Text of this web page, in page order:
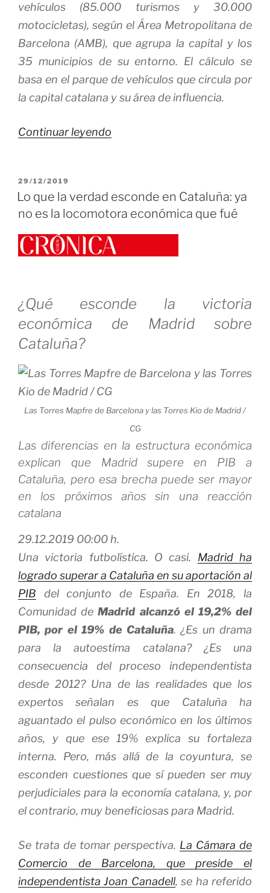
vehículos (85.000 turismos y 30.000
motocicletas), según el Área Metropolitana de
Barcelona (AMB), que agrupa la capital y los
35 municipios de su entorno. El cálculo se
basa en el parque de vehículos que circula por
la capital catalana y su área de influencia.
Continuar leyendo
riesgos
de
la
contaminación,
¿La
ITV
para
solo
un
impuesto
más?»
PUBLICADO
EL
29/12/2019
Lo que la verdad esconde en Cataluña: ya
no es la locomotora económica que fué
¿Qué esconde la victoria
económica de Madrid sobre
Cataluña?
Las Torres Mapfre de Barcelona y las Torres Kio de Madrid /
CG
Las diferencias en la estructura económica
explican que Madrid supere en PIB a
Cataluña, pero esa brecha puede ser mayor
en los próximos años sin una reacción
catalana
29.12.2019 00:00 h.
Una victoria futbolística. O casi. Madrid ha
logrado superar a Cataluña en su aportación al
PIB del conjunto de España. En 2018, la
Comunidad deMadrid alcanzó el 19,2% del
PIB, por el 19% de Cataluña. ¿Es un drama
para la autoestima catalana? ¿Es una
consecuencia del proceso independentista
desde 2012? Una de las realidades que los
expertos señalan es que Cataluña ha
aguantado el pulso económico en los últimos
años, y que ese 19% explica su fortaleza
interna. Pero, más allá de la coyuntura, se
esconden cuestiones que sí pueden ser muy
perjudiciales para la economía catalana, y, por
el contrario, muy beneficiosas para Madrid.
Se trata de tomar perspectiva. La Cámara de
Comercio de Barcelona, que preside el
independentista Joan Canadell, se ha referido